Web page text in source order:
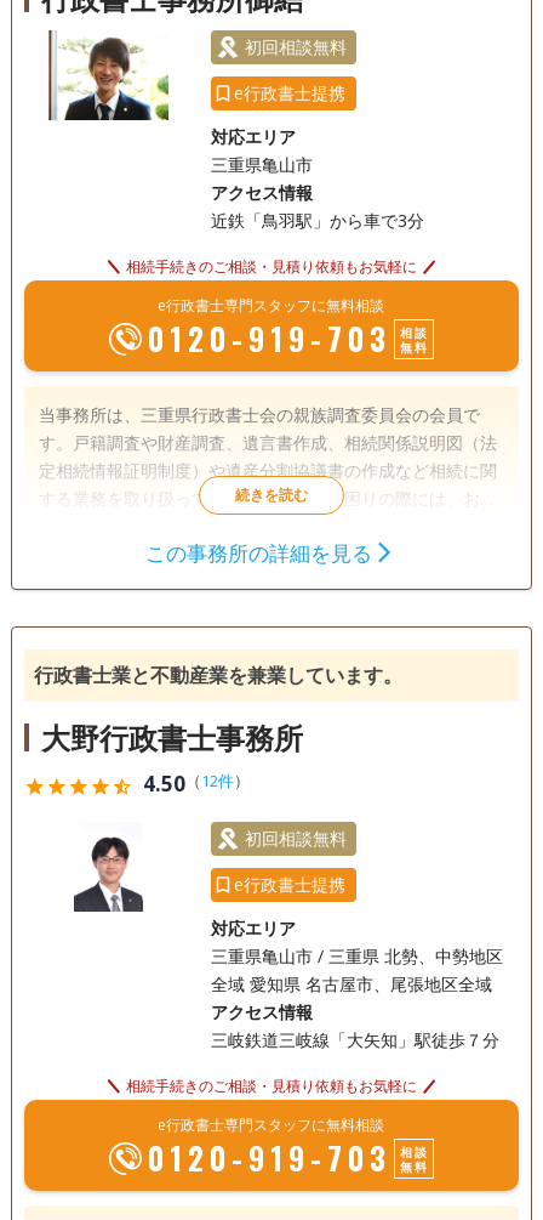
初回相談無料
e行政書士提携
対応エリア
三重県亀山市
アクセス情報
近鉄「鳥羽駅」から車で3分
相続手続きのご相談・見積り依頼もお気軽に
e行政書士専門スタッフに無料相談
0120-919-703
相談
無料
当事務所は、三重県行政書士会の親族調査委員会の会員で
す。戸籍調査や財産調査、遺言書作成、相続関係説明図（法
定相続情報証明制度）や遺産分割協議書の作成など相続に関
する業務を取り扱っておりますので、お困りの際には、お気
遺産分割
相続人調査
この事務所の詳細を見る
行政書士業と不動産業を兼業しています。
大野行政書士事務所
starstarstarstarstar_half 4.50（12件）
初回相談無料
e行政書士提携
対応エリア
三重県亀山市 / 三重県 北勢、中勢地区
全域 愛知県 名古屋市、尾張地区全域
アクセス情報
三岐鉄道三岐線「大矢知」駅徒歩７分
相続手続きのご相談・見積り依頼もお気軽に
e行政書士専門スタッフに無料相談
0120-919-703
相談
無料